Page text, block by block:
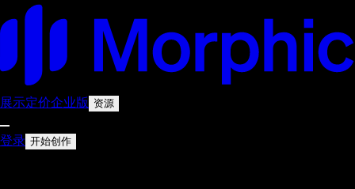
展示定价企业版 资源
登录 开始创作